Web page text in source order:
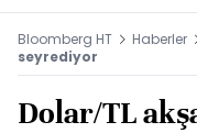
Bloomberg HT Haberler
seyrediyor
Dolar/TL